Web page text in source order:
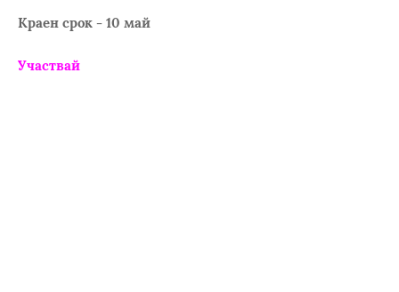
Краен срок - 10 май
Участвай